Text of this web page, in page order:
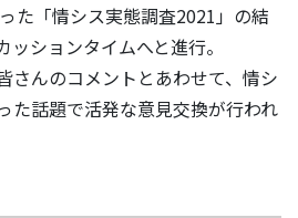
た「情シス実態調査2021」の結
ションタイムへと進行。
さんのコメントとあわせて、情シ
た話題で活発な意見交換が行われ